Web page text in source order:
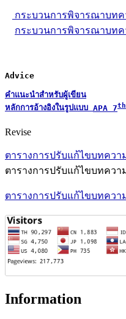
กระบวนการพิจารณาบทค
กระบวนการพิจารณาบท
Advice
คำแนะนำสำหรับผู้เขียน
หลักการอ้างอิงในรูปแบบ APA 7th
Revise
ตารางการปรับแก้ไขบทควา
ตารางการปรับแก้ไขบทควา
ตารางการปรับแก้ไขบทคว
Information